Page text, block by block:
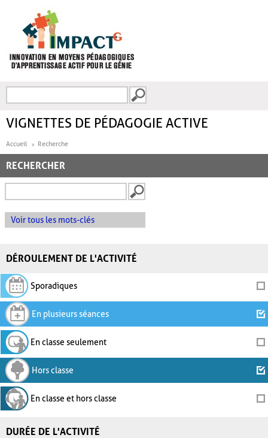
FORMULAIRE DE
VIGNETTES DE PÉDAGOGIE ACTIVE
Accueil Recherche
RECHERCHER
Voir tous les mots-clés
DÉROULEMENT DE L'ACTIVITÉ
Sporadiques
En plusieurs séances
En classe seulement
Hors classe
En classe et hors classe
DURÉE DE L'ACTIVITÉ